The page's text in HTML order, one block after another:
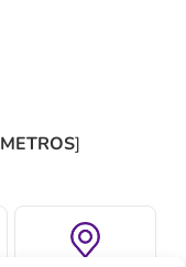
METROS]